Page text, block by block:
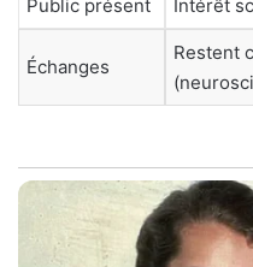
Public présent Intérêt
Échanges
Restent